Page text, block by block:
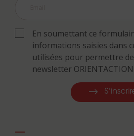
En soumettant ce
informations saisies dans
utilisées pour permettre de
newsletter ORIENTACTION